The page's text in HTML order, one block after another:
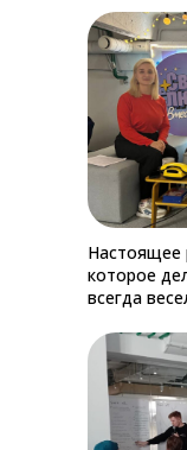
Настоящее
которое
всегда